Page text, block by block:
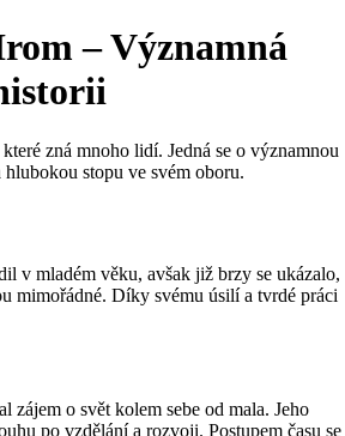
– Významná
zná mnoho lidí. Jedná se o významnou
hlubokou stopu ve svém oboru.
v mladém věku, avšak již brzy se ukázalo,
mimořádné. Díky svému úsilí a tvrdé práci
zájem o svět kolem sebe od mala. Jeho
po vzdělání a rozvoji. Postupem času se